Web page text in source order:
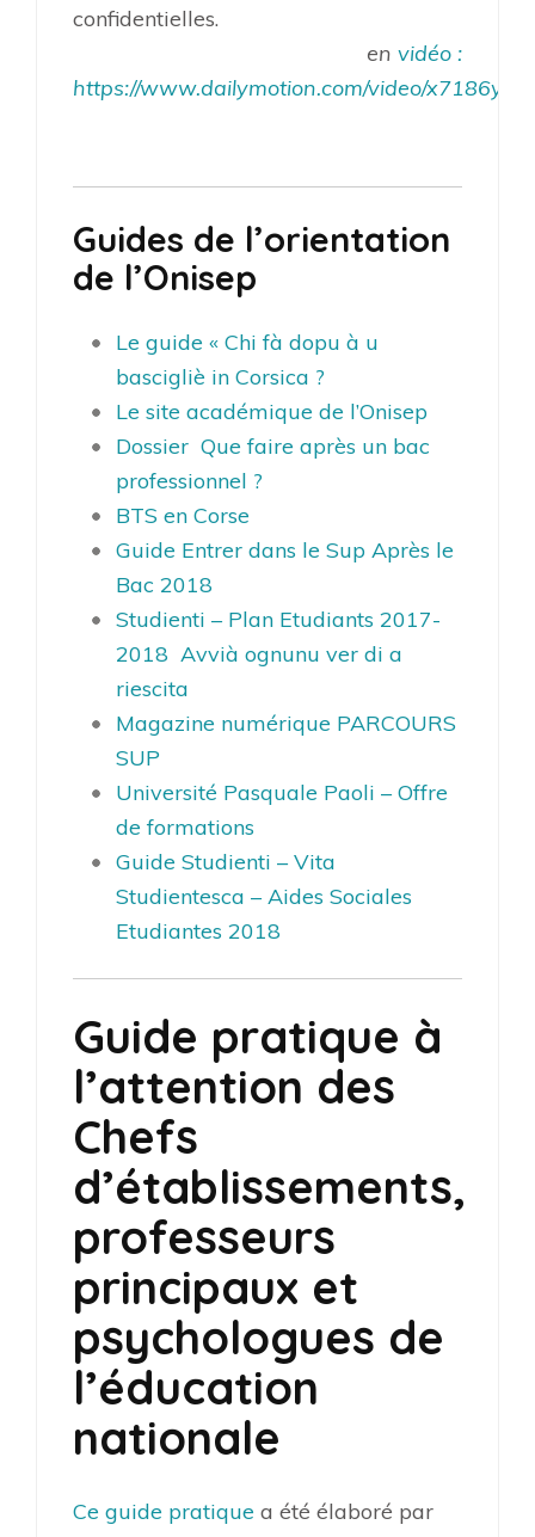
confidentielles.
en vidéo :
https://www.dailymotion.com/video/x7186yz
Guides de l’orientation
de l’Onisep
Le guide « Chi fà dopu à u
bascigliè in Corsica ?
Le site académique de l’Onisep
Dossier Que faire après un bac
professionnel ?
BTS en Corse
Guide Entrer dans le Sup Après le
Bac 2018
Studienti – Plan Etudiants 2017-
2018 Avvià ognunu ver di a
riescita
Magazine numérique PARCOURS
SUP
Université Pasquale Paoli – Offre
de formations
Guide Studienti – Vita
Studientesca – Aides Sociales
Etudiantes 2018
Guide pratique à
l’attention des
Chefs
d’établissements,
professeurs
principaux et
psychologues de
l’éducation
nationale
Ce guide pratique a été élaboré par